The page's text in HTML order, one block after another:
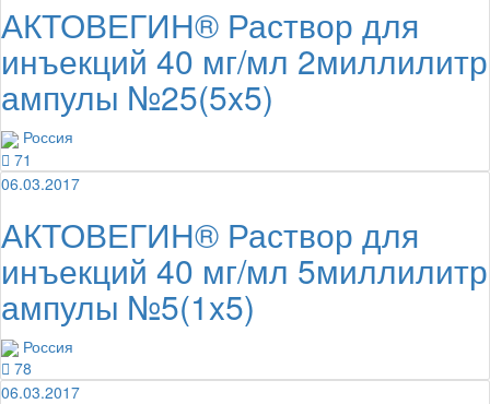
АКТОВЕГИН® Раствор для
инъекций 40 мг/мл 2миллилитр
ампулы №25(5x5)
Россия
71
06.03.2017
АКТОВЕГИН® Раствор для
инъекций 40 мг/мл 5миллилитр
ампулы №5(1x5)
Россия
78
06.03.2017